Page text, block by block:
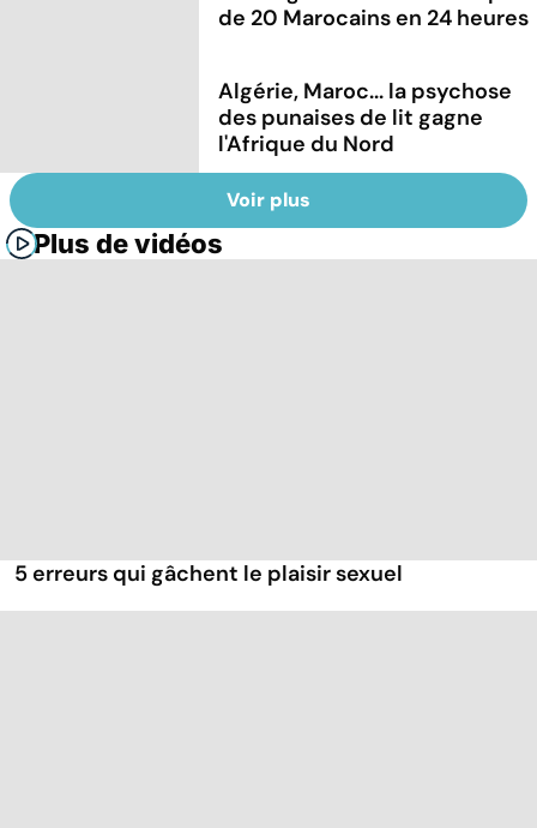
de 20 Marocains en 24 heures
Algérie, Maroc... la psychose
des punaises de lit gagne
l'Afrique du Nord
Voir plus
Plus de vidéos
5 erreurs qui gâchent le plaisir sexuel